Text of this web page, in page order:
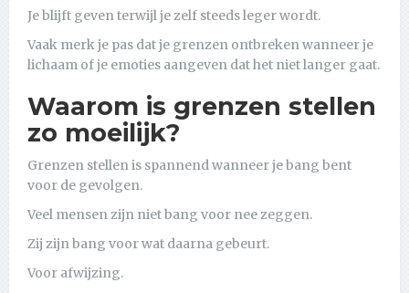
Je blijft geven terwijl je zelf steeds leger wordt.
Vaak merk je pas dat je grenzen ontbreken wanneer je
lichaam of je emoties aangeven dat het niet langer gaat.
Waarom is grenzen stellen
zo moeilijk?
Grenzen stellen is spannend wanneer je bang bent
voor de gevolgen.
Veel mensen zijn niet bang voor nee zeggen.
Zij zijn bang voor wat daarna gebeurt.
Voor afwijzing.